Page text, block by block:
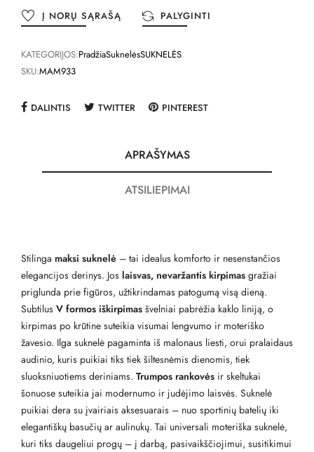
Į NORŲ SĄRAŠĄ PALYGINTI
KATEGORIJOS:PradžiaSuknelėsSUKNELĖS
SKU:MAM933
DALINTIS TWITTER PINTEREST
APRAŠYMAS
ATSILIEPIMAI
Stilinga maksi suknelė – tai idealus komforto ir nesenstančios
elegancijos derinys. Jos laisvas, nevaržantis kirpimas gražiai
priglunda prie figūros, užtikrindamas patogumą visą dieną.
Subtilus V formos iškirpimas švelniai pabrėžia kaklo liniją, o
kirpimas po krūtine suteikia visumai lengvumo ir moteriško
žavesio. Ilga suknelė pagaminta iš malonaus liesti, orui pralaidaus
audinio, kuris puikiai tiks tiek šiltesnėmis dienomis, tiek
sluoksniuotiems deriniams. Trumpos rankovės ir skeltukai
šonuose suteikia jai modernumo ir judėjimo laisvės. Suknelė
puikiai dera su įvairiais aksesuarais – nuo sportinių batelių iki
elegantiškų basučių ar aulinukų. Tai universali moteriška suknelė,
kuri tiks daugeliui progų – į darbą, pasivaikščiojimui, susitikimui